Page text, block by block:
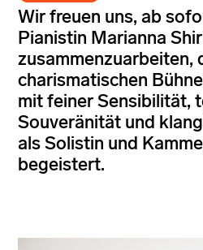
Wir freuen uns, ab
Pianistin Marianna
zusammenzuarbeiten,
charismatischen
mit feiner Sensibilität,
Souveränität und
als Solistin und
begeistert.